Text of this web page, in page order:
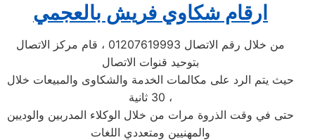
ارقام شكاوي فريش بالعجمي
من خلال رقم الاتصال 01207619993 ، قام مركز الاتصال
بتوحيد قنوات الاتصال
حيث يتم الرد على مكالمات الخدمة والشكاوى والمبيعات خلال
30 ثانية ،
حتى في وقت الذروة مرات من خلال الوكلاء المدربين والوديين
والمهنيين ومتعددي اللغات